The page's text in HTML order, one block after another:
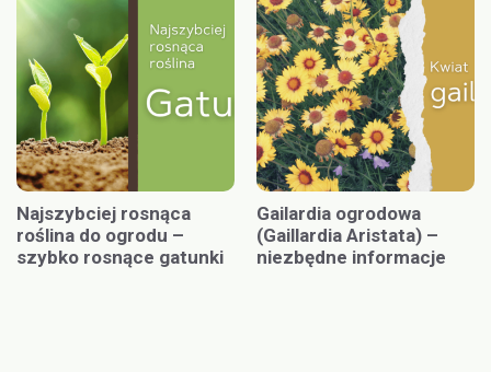
Najszybciej rosnąca
roślina do ogrodu –
szybko rosnące gatunki
Gailardia ogrodowa
(Gaillardia Aristata) –
niezbędne informacje